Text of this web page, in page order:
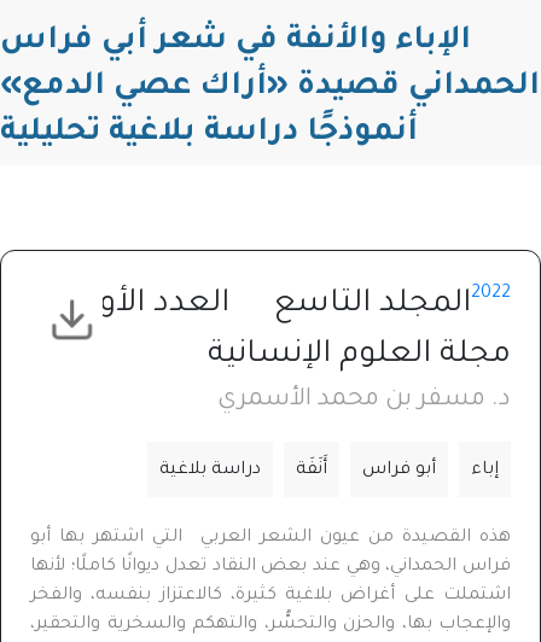
الإباء والأنفة في شعر أبي فراس
الحمداني قصيدة «أراك عصي الدمع»
أنموذجًا دراسة بلاغية تحليلية
2022المجلد التاسع
العدد الأول
مجلة العلوم الإنسانية
د. مسفر بن محمد الأسمري
إباء أبو فراس أَنَفَة دراسة بلاغية
هذه القصيدة من عيون الشعر العربي التي اشتهر بها أبو
فراس الحمداني، وهي عند بعض النقاد تعدل ديوانًا كاملًا؛ لأنها
اشتملت على أغراض بلاغية كثيرة، كالاعتزاز بنفسه، والفخر
والإعجاب بها، والحزن والتحسُّر، والتهكم والسخرية والتحقير،